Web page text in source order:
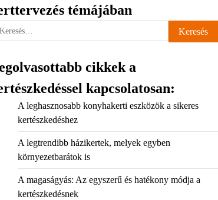
témájában
cikkek a
kapcsolatosan:
A leghasznosabb konyhakerti eszközök a sikeres
kertészkedéshez
A legtrendibb házikertek, melyek egyben
környezetbarátok is
A magaságyás: Az egyszerű és hatékony módja a
kertészkedésnek